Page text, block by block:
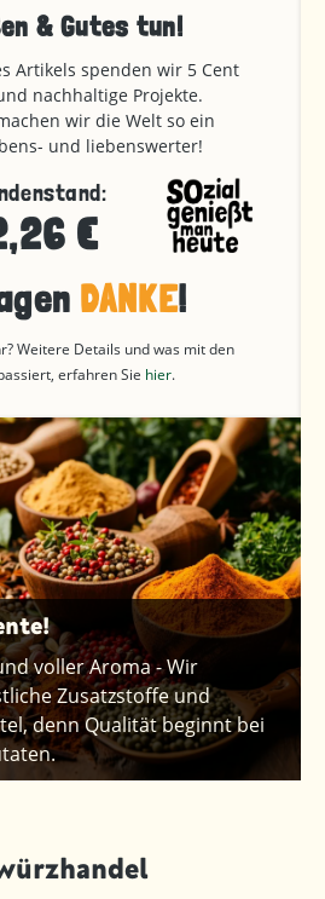
& Gutes tun!
Artikels spenden wir 5 Cent
nachhaltige Projekte.
wir die Welt so ein
und liebenswerter!
€
DANKE!
Weitere Details und was mit den
erfahren Sie hier.
voller Aroma - Wir
Zusatzstoffe und
denn Qualität beginnt bei